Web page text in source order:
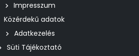
Impresszum
Közérdekű adatok
Adatkezelés
Süti Tájékoztató